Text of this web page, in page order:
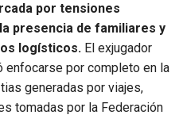
por tensiones
presencia de familiares y
logísticos. El exjugador
enfocarse por completo en la
generadas por viajes,
tomadas por la Federación